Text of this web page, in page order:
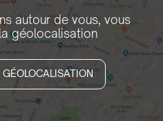
autour de vous, vous
géolocalisation